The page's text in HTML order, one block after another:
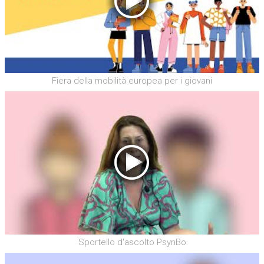
Fiera della mobilità europea per i giovani
Sportello d'ascolto PsynBo